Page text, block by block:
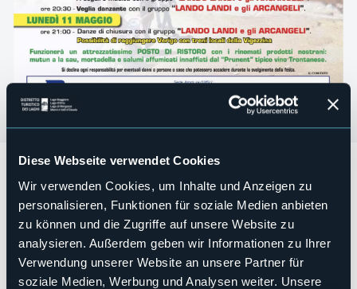
Diese Webseite verwendet Cookies
Wir verwenden Cookies, um Inhalte und Anzeigen zu
personalisieren, Funktionen für soziale Medien anbieten
zu können und die Zugriffe auf unsere Website zu
analysieren. Außerdem geben wir Informationen zu Ihrer
Verwendung unserer Website an unsere Partner für
soziale Medien, Werbung und Analysen weiter. Unsere
Da Sabato 9 a lunedì 11 maggio 2026 si terrà la 54° Sagra
Primaverile di San Gregorio nella frazione di Verigo.
Vi aspetterà tre giorni di tanta musica, pranzo tipico, canti
in allegria e la solenne messa di Domenica 10 maggio alle
ore 9.30.
In copertina il programma dell'evento.